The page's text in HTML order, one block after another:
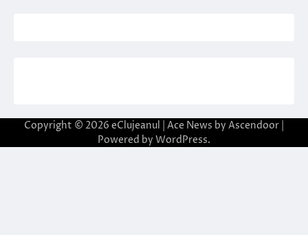
Copyright © 2026 eClujeanul | Ace News by Ascendoor
Powered by WordPress.